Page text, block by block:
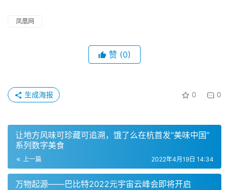
凤凰网
赞 (0)
0 0
生成海报
让地方风味可珍藏可追溯，饿了么在杭首发“美味中国”
系列数字美食
上一篇 2022年4月19日 14:34
万物起源——巴比特2022元宇宙云峰会即将开启